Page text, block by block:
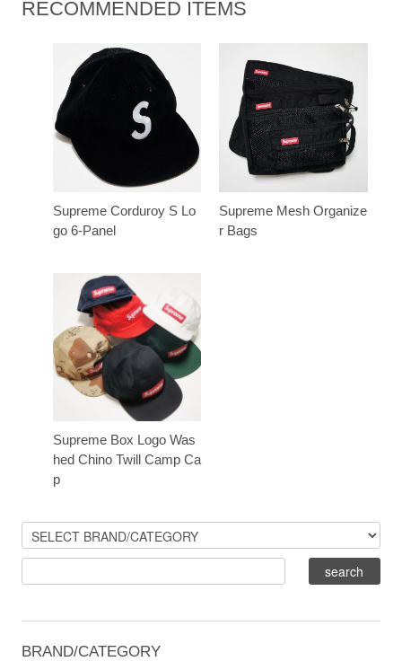
RECOMMENDED ITEMS
Supreme Corduroy S Lo
go 6-Panel
Supreme Mesh Organize
r Bags
Supreme Box Logo Was
hed Chino Twill Camp Ca
p
BRAND/CATEGORY